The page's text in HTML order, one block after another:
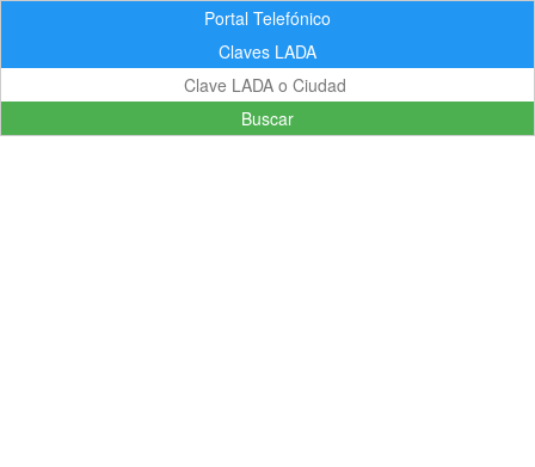
Portal Telefónico
Claves LADA
Buscar